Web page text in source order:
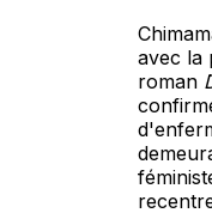
avec la
roman